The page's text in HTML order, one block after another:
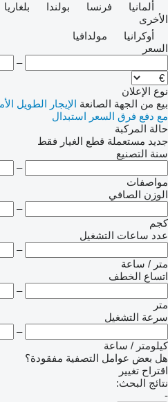
ألمانيا
فرنسا بولندا
بلغاريا
الأخرى
أوكرانيا
مولدافيا
السعر
–
نوع الإعلان
بيع من الجهة الصانعة الإيجار الطويل
مع دفع فرق السعر استبدال
حالة المركبة
جديد مستعملة قطع الغيار فقط
سنة التصنيع
–
مواصفات
الوزن الصافي
–
كجم
عدد ساعات التشغيل
–
متر / ساعة
اتساع الخطف
–
متر
سرعة التشغيل
–
كيلومتر / ساعة
هل بعض عوامل التصفية مفقودة؟
اقتراح تغيير
نتائج البحث:
-